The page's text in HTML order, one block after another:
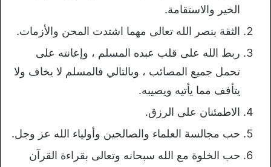
الخير والاستقامة.
الثقة بنصر الله تعالى مهما اشتدت المحن والأزمات.
ربط الله على قلب عبده المسلم ، وإعانته على
تحمل جميع المصائب ، وبالتالي فالمسلم لا يخاف ولا
يتأفف مما يأتيه ويصيبه.
الاطمئنان على الرزق.
حب مجالسة العلماء والصالحين وأولياء الله عز وجل.
حب الخلوة مع الله سبحانه وتعالى بقراءة القرآن